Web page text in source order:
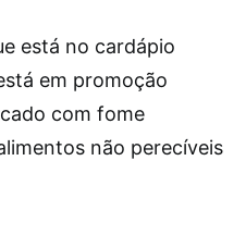
está no cardápio
em promoção
com fome
não perecíveis